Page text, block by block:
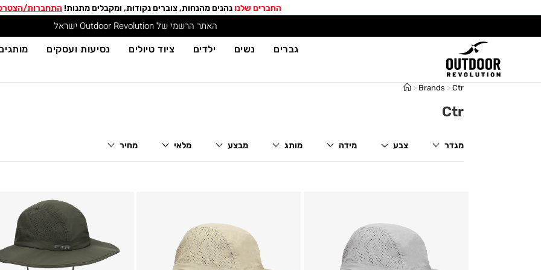
החברים שלנונהנים מהנחות, צוברים נקודות, ומקבלים מתנות!התחברות/
האתר הרשמי של Outdoor Revolution ישראל
גברים נשים ילדים ציוד טיולים נסיעות ועסקים
> Brands >Ctr
Ctr
מגדר צבע מידה מותג מבצע מלאי מחיר